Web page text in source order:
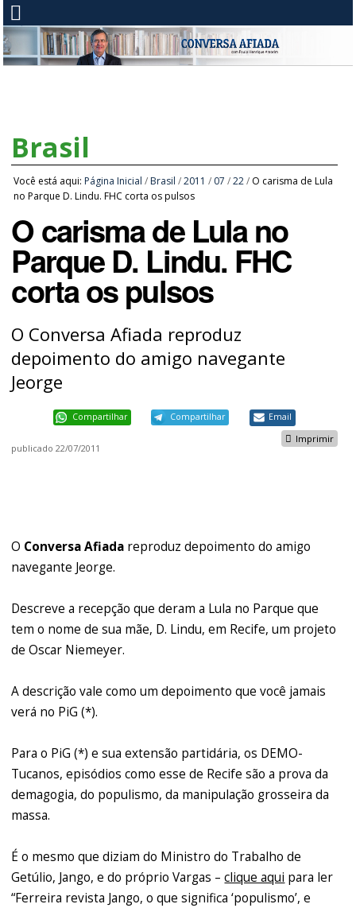
Brasil
Você está aqui: Página Inicial / Brasil /2011 / 07 /22 / O carisma de Lula
no Parque D. Lindu. FHC corta os pulsos
O carisma de Lula no
Parque D. Lindu. FHC
corta os pulsos
O Conversa Afiada reproduz
depoimento do amigo navegante
Jeorge
Compartilhar Compartilhar Email
Imprimir
publicado 22/07/2011
O Conversa Afiada reproduz depoimento do amigo
navegante Jeorge.
Descreve a recepção que deram a Lula no Parque que
tem o nome de sua mãe, D. Lindu, em Recife, um projeto
de Oscar Niemeyer.
A descrição vale como um depoimento que você jamais
verá no PiG (*).
Para o PiG (*) e sua extensão partidária, os DEMO-
Tucanos, episódios como esse de Recife são a prova da
demagogia, do populismo, da manipulação grosseira da
massa.
É o mesmo que diziam do Ministro do Trabalho de
Getúlio, Jango, e do próprio Vargas –clique aqui para ler
“Ferreira revista Jango, o que significa ‘populismo’, e